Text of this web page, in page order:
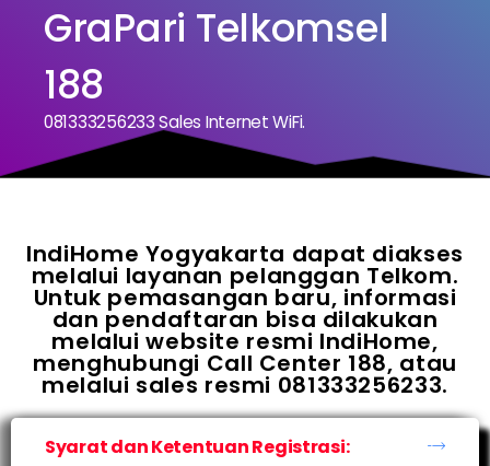
GraPari Telkomsel
188
081333256233 Sales Internet WiFi.
IndiHome Yogyakarta dapat diakses
melalui layanan pelanggan Telkom.
Untuk pemasangan baru, informasi
dan pendaftaran bisa dilakukan
melalui website resmi IndiHome,
menghubungi Call Center 188, atau
melalui sales resmi 081333256233.
Syarat dan Ketentuan Registrasi: